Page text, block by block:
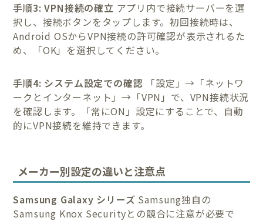
手順3: VPN接続の確立 アプリ内で接続サーバーを選
択し、接続ボタンをタップします。初回接続時は、
Android OSからVPN接続の許可確認が表示されるた
め、「OK」を選択してください。
手順4: システム設定での確認 「設定」→「ネットワ
ークとインターネット」→「VPN」で、VPN接続状況
を確認します。「常にON」設定にすることで、自動
的にVPN接続を維持できます。
メーカー別設定の違いと注意点
Samsung Galaxy シリーズ Samsung独自の
Samsung Knox Securityとの競合に注意が必要で